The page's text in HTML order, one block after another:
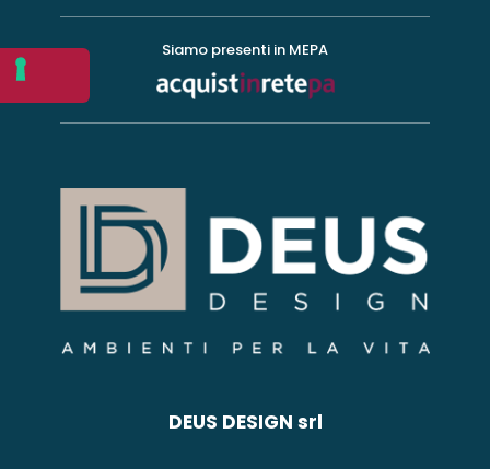
Siamo presenti in MEPA
DEUS DESIGN srl